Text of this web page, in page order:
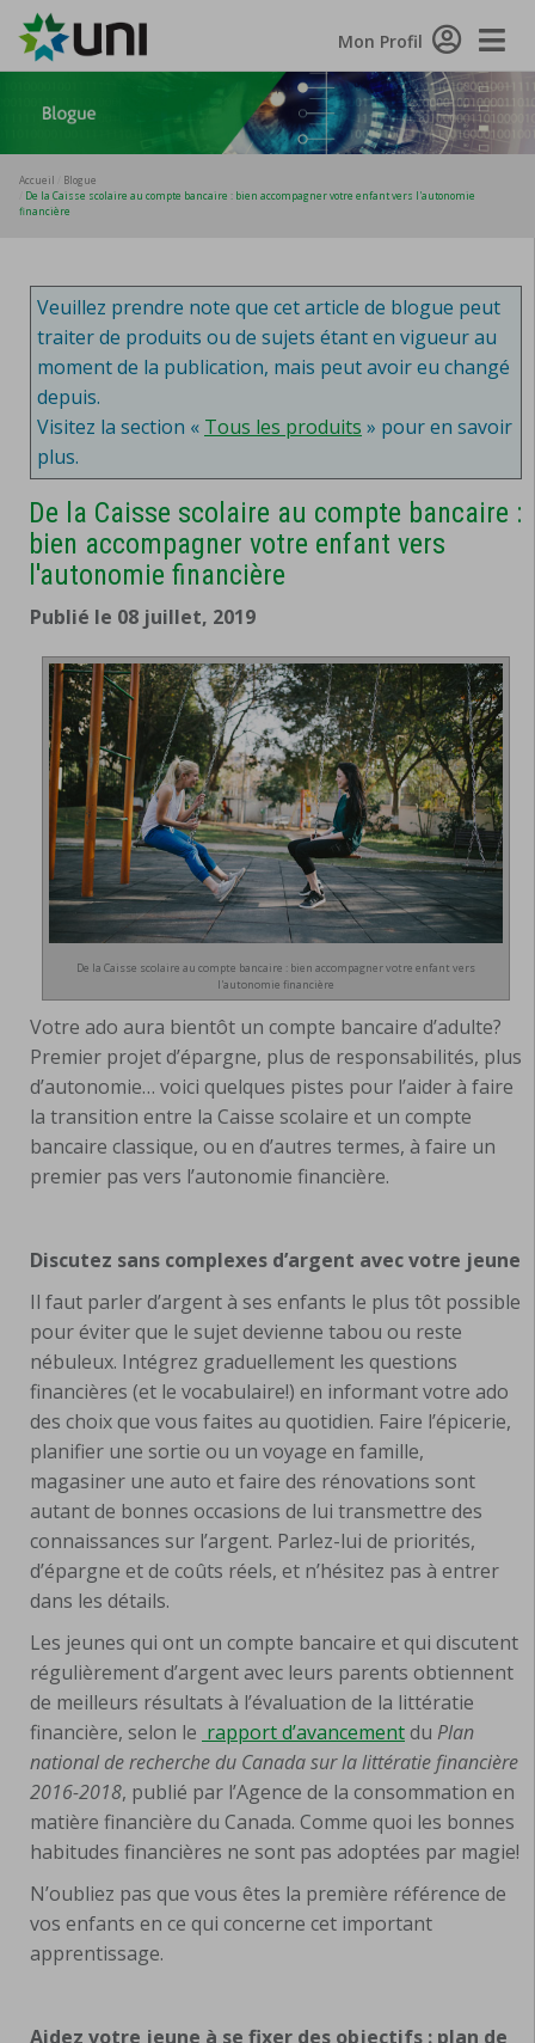
Toggle
Mon Profil
Accueil
Blogue
De la Caisse scolaire au compte bancaire : bien accompagner votre enfant vers l'autonomie
financière
Veuillez prendre note que cet article de blogue peut
traiter de produits ou de sujets étant en vigueur au
moment de la publication, mais peut avoir eu changé
depuis.
Visitez la section « Tous les produits » pour en savoir
plus.
De la Caisse scolaire au compte bancaire :
bien accompagner votre enfant vers
l'autonomie financière
Publié le 08 juillet, 2019
De la Caisse scolaire au compte bancaire : bien accompagner votre enfant vers
l'autonomie financière
Votre ado aura bientôt un compte bancaire d’adulte?
Premier projet d’épargne, plus de responsabilités, plus
d’autonomie… voici quelques pistes pour l’aider à faire
la transition entre la Caisse scolaire et un compte
bancaire classique, ou en d’autres termes, à faire un
premier pas vers l’autonomie financière.
Discutez sans complexes d’argent avec votre jeune
Il faut parler d’argent à ses enfants le plus tôt possible
pour éviter que le sujet devienne tabou ou reste
nébuleux. Intégrez graduellement les questions
financières (et le vocabulaire!) en informant votre ado
des choix que vous faites au quotidien. Faire l’épicerie,
planifier une sortie ou un voyage en famille,
magasiner une auto et faire des rénovations sont
autant de bonnes occasions de lui transmettre des
connaissances sur l’argent. Parlez-lui de priorités,
d’épargne et de coûts réels, et n’hésitez pas à entrer
dans les détails.
Les jeunes qui ont un compte bancaire et qui discutent
régulièrement d’argent avec leurs parents obtiennent
de meilleurs résultats à l’évaluation de la littératie
financière, selon le rapport d’avancementdu Plan
national de recherche du Canada sur la littératie financière
2016-2018, publié par l’Agence de la consommation en
matière financière du Canada. Comme quoi les bonnes
habitudes financières ne sont pas adoptées par magie!
N’oubliez pas que vous êtes la première référence de
vos enfants en ce qui concerne cet important
apprentissage.
Aidez votre jeune à se fixer des objectifs : plan de